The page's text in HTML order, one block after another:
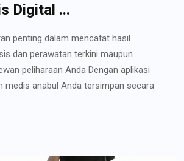
Digital ...
penting dalam mencatat hasil
dan perawatan terkini maupun
peliharaan Anda Dengan aplikasi
medis anabul Anda tersimpan secara